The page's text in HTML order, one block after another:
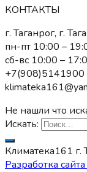
КОНТАКТЫ
г. Таганрог, г.
пн-пт 10:00 –
сб-вс 10:00 –
+7(908)5141900
Не нашли что
Искать:
Климатека161 г.
Разработка сайта